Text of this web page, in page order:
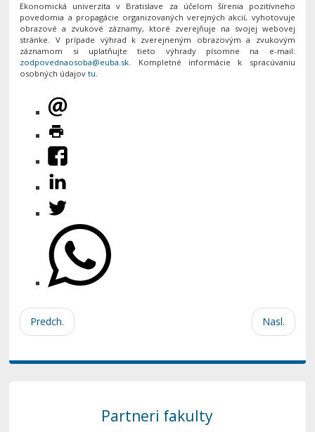
Ekonomická univerzita v Bratislave za účelom šírenia pozitívneho
povedomia a propagácie organizovaných verejných akcií, vyhotovuje
obrazové a zvukové záznamy, ktoré zverejňuje na svojej webovej
stránke. V prípade výhrad k zverejneným obrazovým a zvukovým
záznamom si uplatňujte tieto výhrady písomne na e-mail:
. Kompletné informácie k spracúvaniu
osobných údajovtu.
Predch. Nasl.
Partneri fakulty